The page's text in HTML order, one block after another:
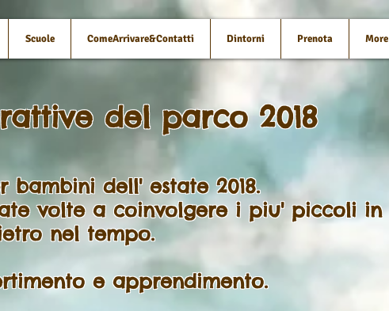
Scuole ComeArrivare&Contatti Dintorni Prenota More
del parco 2018
bambini dell' estate 2018.
volte a coinvolgere i piu' piccoli in
nel tempo.
e apprendimento.